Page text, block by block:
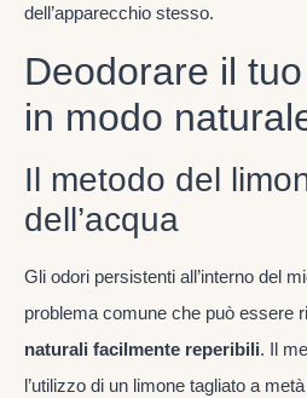
dell’apparecchio stesso.
Deodorare il
in modo
Il metodo del
dell’acqua
Gli odori persistenti all’interno del
problema comune che può essere
naturali facilmente reperibili. Il
l’utilizzo di un limone tagliato a